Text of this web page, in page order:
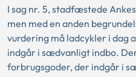
I sag nr. 5, stadfæstede
men med en anden
vurdering må ladcykler i dag
indgår i sædvanligt indbo.
forbrugsgoder, der indgår i